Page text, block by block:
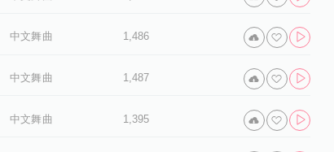
中文舞曲 1,486
中文舞曲 1,487
中文舞曲 1,395